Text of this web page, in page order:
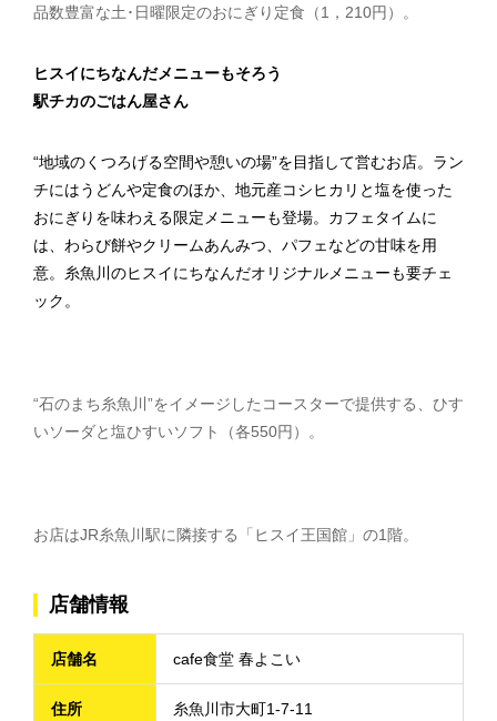
品数豊富な土･日曜限定のおにぎり定食（1，210円）。
ヒスイにちなんだメニューもそろう
駅チカのごはん屋さん
“地域のくつろげる空間や憩いの場”を目指して営むお店。ラン
チにはうどんや定食のほか、地元産コシヒカリと塩を使った
おにぎりを味わえる限定メニューも登場。カフェタイムに
は、わらび餅やクリームあんみつ、パフェなどの甘味を用
意。糸魚川のヒスイにちなんだオリジナルメニューも要チェ
ック。
“石のまち糸魚川”をイメージしたコースターで提供する、ひす
いソーダと塩ひすいソフト（各550円）。
お店はJR糸魚川駅に隣接する「ヒスイ王国館」の1階。
店舗情報
店舗名 cafe食堂 春よこい
住所 糸魚川市大町1-7-11